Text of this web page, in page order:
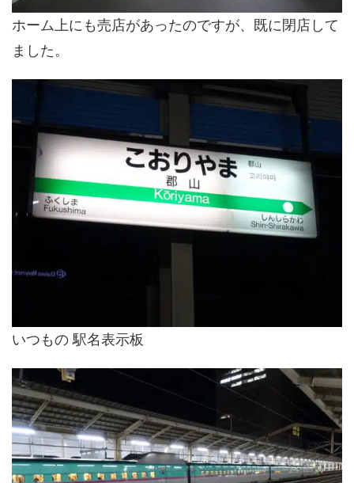
ホーム上にも売店があったのですが、既に閉店して
ました。
いつもの 駅名表示板